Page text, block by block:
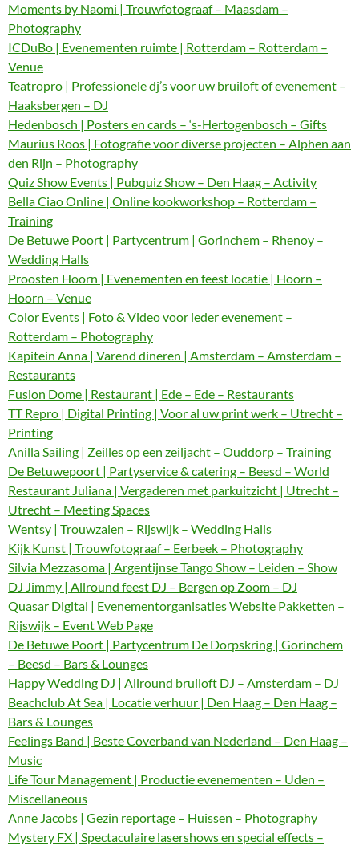
Moments by Naomi | Trouwfotograaf – Maasdam –
Photography
ICDuBo | Evenementen ruimte | Rotterdam – Rotterdam –
Venue
Teatropro | Professionele dj’s voor uw bruiloft of evenement –
Haaksbergen – DJ
Hedenbosch | Posters en cards – ‘s-Hertogenbosch – Gifts
Maurius Roos | Fotografie voor diverse projecten – Alphen aan
den Rijn – Photography
Quiz Show Events | Pubquiz Show – Den Haag – Activity
Bella Ciao Online | Online kookworkshop – Rotterdam –
Training
De Betuwe Poort | Partycentrum | Gorinchem – Rhenoy –
Wedding Halls
Proosten Hoorn | Evenementen en feest locatie | Hoorn –
Hoorn – Venue
Color Events | Foto & Video voor ieder evenement –
Rotterdam – Photography
Kapitein Anna | Varend dineren | Amsterdam – Amsterdam –
Restaurants
Fusion Dome | Restaurant | Ede – Ede – Restaurants
TT Repro | Digital Printing | Voor al uw print werk – Utrecht –
Printing
Anilla Sailing | Zeilles op een zeiljacht – Ouddorp – Training
De Betuwepoort | Partyservice & catering – Beesd – World
Restaurant Juliana | Vergaderen met parkuitzicht | Utrecht –
Utrecht – Meeting Spaces
Wentsy | Trouwzalen – Rijswijk – Wedding Halls
Kijk Kunst | Trouwfotograaf – Eerbeek – Photography
Silvia Mezzasoma | Argentijnse Tango Show – Leiden – Show
DJ Jimmy | Allround feest DJ – Bergen op Zoom – DJ
Quasar Digital | Evenementorganisaties Website Pakketten –
Rijswijk – Event Web Page
De Betuwe Poort | Partycentrum De Dorpskring | Gorinchem
– Beesd – Bars & Lounges
Happy Wedding DJ | Allround bruiloft DJ – Amsterdam – DJ
Beachclub At Sea | Locatie verhuur | Den Haag – Den Haag –
Bars & Lounges
Feelings Band | Beste Coverband van Nederland – Den Haag –
Music
Life Tour Management | Productie evenementen – Uden –
Miscellaneous
Anne Jacobs | Gezin reportage – Huissen – Photography
Mystery FX | Spectaculaire lasershows en special effects –